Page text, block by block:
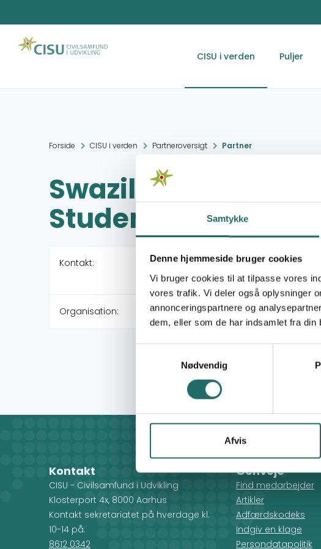
Samtykke
Denne hjemmeside bruger cookies
Vi bruger cookies til at tilpasse vores
vores trafik. Vi deler også oplysninger
annonceringspartnere og
dem, eller som de har indsamlet fra din
Nødvendig
Afvis
CISU i verden Puljer
Forside CISU i verden Partneroversigt Partner
Swaziland National
Students og Youth
Kontakt:
Organisation: Global
Kontakt
CISU - Civilsamfund i Udvikling
Klosterport 4x, 8000 Aarhus
Kontakt sekretariatet på hverdage kl.
10-14 på:
8612 0342
Genveje
Find medarbejder
Artikler
Adfærdskodeks
Indgiv en klage
Persondatapolitik